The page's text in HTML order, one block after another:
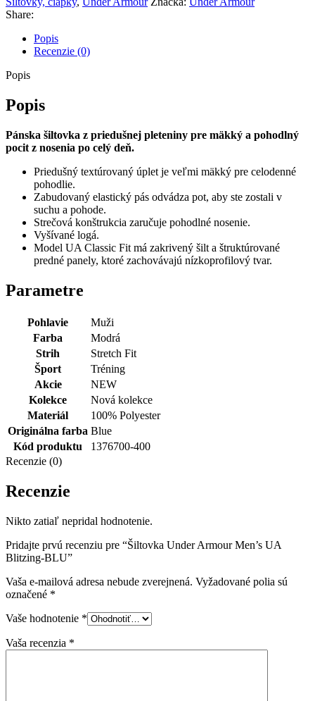
UA
Blitzing-
BLU
Share:
Popis
Recenzie (0)
Popis
Popis
Pánska šiltovka z priedušnej pleteniny pre mäkký a pohodlný
pocit z nosenia po celý deň.
Priedušný textúrovaný úplet je veľmi mäkký pre celodenné
pohodlie.
Zabudovaný elastický pás odvádza pot, aby ste zostali v
suchu a pohode.
Strečová konštrukcia zaručuje pohodlné nosenie.
Vyšívané logá.
Model UA Classic Fit má zakrivený šilt a štruktúrované
predné panely, ktoré zachovávajú nízkoprofilový tvar.
Parametre
Pohlavie
Muži
Farba
Modrá
Strih
Stretch Fit
Šport
Tréning
Akcie
NEW
Kolekce
Nová kolekce
Materiál
100% Polyester
Originálna farba Blue
Kód produktu
1376700-400
Recenzie (0)
Recenzie
Nikto zatiaľ nepridal hodnotenie.
Pridajte prvú recenziu pre “Šiltovka Under Armour Men’s UA
Blitzing-BLU”
Vaša e-mailová adresa nebude zverejnená. Vyžadované polia sú
označené *
Vaše hodnotenie *
Vaša recenzia *